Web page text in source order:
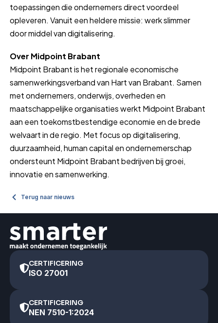
toepassingen die ondernemers direct voordeel
opleveren. Vanuit een heldere missie: werk slimmer
door middel van digitalisering.
Over Midpoint Brabant
Midpoint Brabant is het regionale economische
samenwerkingsverband van Hart van Brabant. Samen
met ondernemers, onderwijs, overheden en
maatschappelijke organisaties werkt Midpoint Brabant
aan een toekomstbestendige economie en de brede
welvaart in de regio. Met focus op digitalisering,
duurzaamheid, human capital en ondernemerschap
ondersteunt Midpoint Brabant bedrijven bij groei,
innovatie en samenwerking.
Terug naar nieuws
CERTIFICERING
ISO 27001
CERTIFICERING
NEN 7510-1:2024